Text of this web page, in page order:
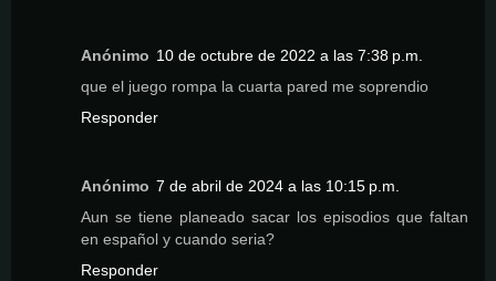
Anónimo 10 de octubre de 2022 a las 7:38 p.m.
que el juego rompa la cuarta pared me soprendio
Responder
Anónimo 7 de abril de 2024 a las 10:15 p.m.
Aun se tiene planeado sacar los episodios que faltan
en español y cuando seria?
Responder